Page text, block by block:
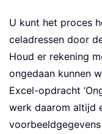
U kunt het proces
celadressen door
Houd er rekening
ongedaan kunnen
Excel-opdracht
werk daarom altijd